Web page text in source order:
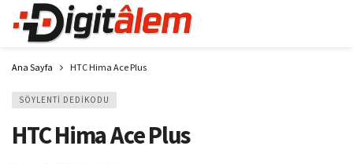
Ana Sayfa HTC Hima Ace Plus
SÖYLENTI DEDIKODU
HTC Hima Ace Plus